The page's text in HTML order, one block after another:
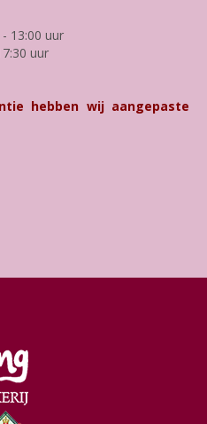
13:00 uur
uur
hebben wij aangepaste